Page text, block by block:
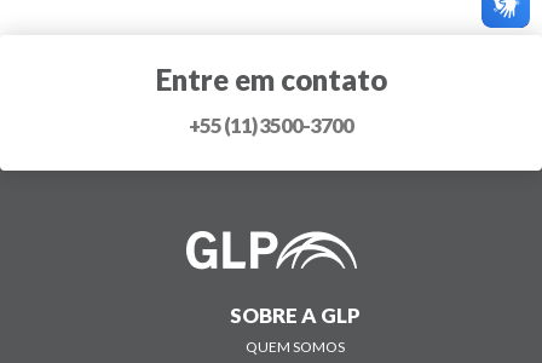
Entre em contato
+55 (11) 3500-3700
SOBRE A GLP
QUEM SOMOS